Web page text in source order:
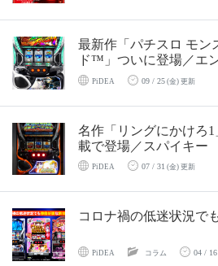
最新作「パチスロ モン
ド™」ついに登場／エ
PiDEA 09 / 25(金) 更新
名作「リングにかけろ
載で登場／スパイキー
PiDEA 07 / 31 (金) 更新
コロナ禍の低迷状況で
PiDEA コラム 04 / 16